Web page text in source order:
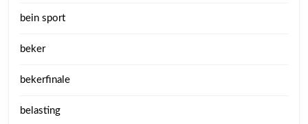
bein sport
beker
bekerfinale
belasting